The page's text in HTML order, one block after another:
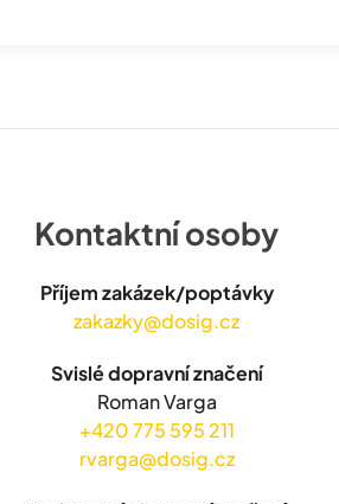
Kontaktní osoby
Příjem zakázek/poptávky
zakazky@dosig.cz
Svislé dopravní značení
Roman Varga
+420 775 595 211
rvarga@dosig.cz